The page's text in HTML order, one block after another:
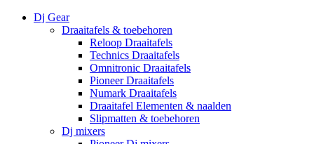
Dj Gear
Draaitafels & toebehoren
Reloop Draaitafels
Technics Draaitafels
Omnitronic Draaitafels
Pioneer Draaitafels
Numark Draaitafels
Draaitafel Elementen & naalden
Slipmatten & toebehoren
Dj mixers